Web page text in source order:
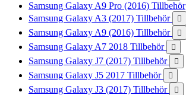
Samsung Galaxy A9 Pro (2016) Tillbehör
Samsung Galaxy A3 (2017) Tillbehör

Samsung Galaxy A9 (2016) Tillbehör 
Samsung Galaxy A7 2018 Tillbehör 
Samsung Galaxy J7 (2017) Tillbehör 
Samsung Galaxy J5 2017 Tillbehör 
Samsung Galaxy J3 (2017) Tillbehör 